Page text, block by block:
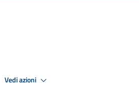
Vedi azioni